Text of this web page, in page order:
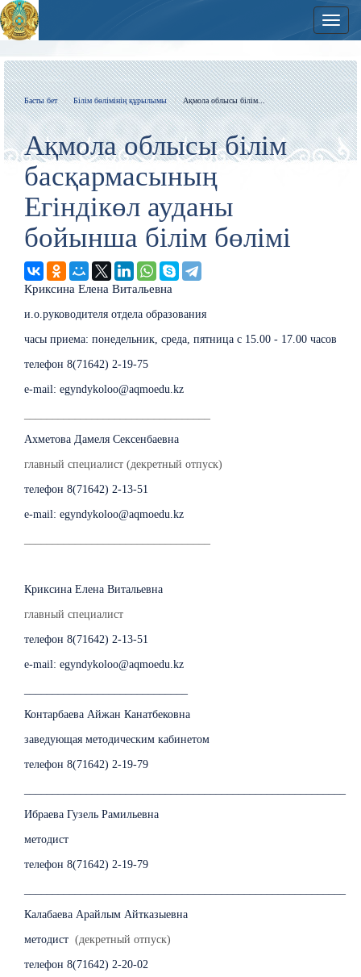
Басты бет Білім бөлімінің құрылымы Ақмола облысы білім...
Ақмола облысы білім
басқармасының
Егіндікөл ауданы
бойынша білім бөлімі
Криксина Елена Витальевна
и.о.руководителя отдела образования
часы приема: понедельник, cреда, пятница с 15.00 - 17.00 часов
телефон 8(71642) 2-19-75
e-mail: egyndykoloo@aqmoedu.kz
Ахметова Дамеля Сексенбаевна
главный специалист (декретный отпуск)
телефон 8(71642) 2-13-51
e-mail: egyndykoloo@aqmoedu.kz
Криксина Елена Витальевна
главный специалист
телефон 8(71642) 2-13-51
e-mail: egyndykoloo@aqmoedu.kz
Контарбаева Айжан Канатбековна
заведующая методическим кабинетом
телефон 8(71642) 2-19-79
Ибраева Гузель Рамильевна
методист
телефон 8(71642) 2-19-79
Калабаева Арайлым Айтказыевна
методист (декретный отпуск)
телефон 8(71642) 2-20-02